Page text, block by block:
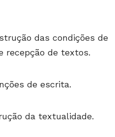
das condições de
recepção de textos.
de escrita.
da textualidade.